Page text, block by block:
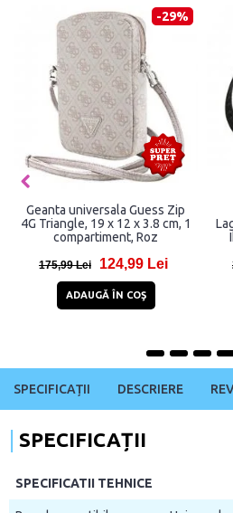
-29%
Geanta universala Guess Zip
4G Triangle, 19 x 12 x 3.8 cm, 1
compartiment, Roz
175,99 Lei 124,99 Lei
ADAUGĂ ÎN COŞ
SPECIFICAȚII DESCRIERE
SPECIFICAȚII
SPECIFICATII TEHNICE